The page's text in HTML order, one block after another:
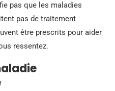
pas que les maladies
pas de traitement
être prescrits pour aider
ressentez.